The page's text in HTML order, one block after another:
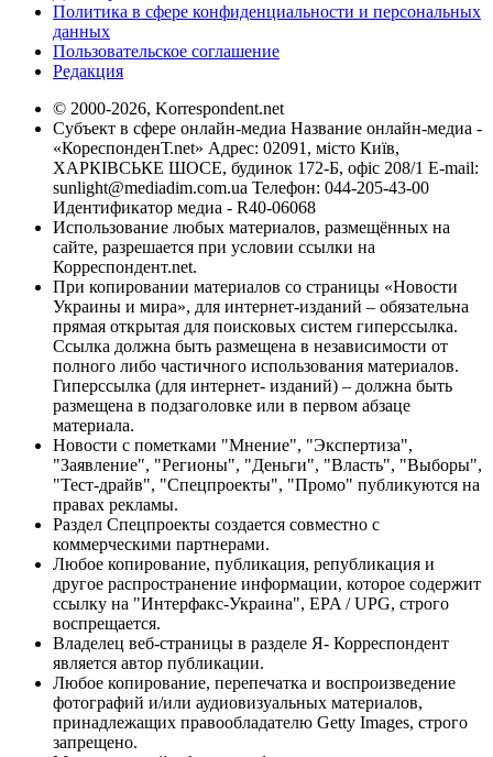
Политика в сфере конфиденциальности и персональных
данных
Пользовательское соглашение
Редакция
© 2000-2026, Korrespondent.net
Субъект в сфере онлайн-медиа Название онлайн-медиа -
«КореспонденТ.net» Адрес: 02091, місто Київ,
ХАРКІВСЬКЕ ШОСЕ, будинок 172-Б, офіс 208/1 E-mail:
sunlight@mediadim.com.ua Телефон: 044-205-43-00
Идентификатор медиа - R40-06068
Использование любых материалов, размещённых на
сайте, разрешается при условии ссылки на
Корреспондент.net.
При копировании материалов со страницы «Новости
Украины и мира», для интернет-изданий – обязательна
прямая открытая для поисковых систем гиперссылка.
Ссылка должна быть размещена в независимости от
полного либо частичного использования материалов.
Гиперссылка (для интернет- изданий) – должна быть
размещена в подзаголовке или в первом абзаце
материала.
Новости с пометками "Мнение", "Экспертиза",
"Заявление", "Регионы", "Деньги", "Власть", "Выборы",
"Тест-драйв", "Спецпроекты", "Промо" публикуются на
правах рекламы.
Раздел Спецпроекты создается совместно с
коммерческими партнерами.
Любое копирование, публикация, републикация и
другое распространение информации, которое содержит
ссылку на "Интерфакс-Украина", EPA / UPG, строго
воспрещается.
Владелец веб-страницы в разделе Я- Корреспондент
является автор публикации.
Любое копирование, перепечатка и воспроизведение
фотографий и/или аудиовизуальных материалов,
принадлежащих правообладателю Getty Images, строго
запрещено.